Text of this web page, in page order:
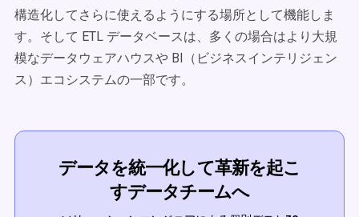
構造化してさらに使えるようにする場所として機能しま
す。そして ETL データベースは、多くの場合はより大規
模なデータウェアハウスや BI（ビジネスインテリジェン
ス）エコシステムの一部です。
データを統一化して革新を起こ
すデータチームへ